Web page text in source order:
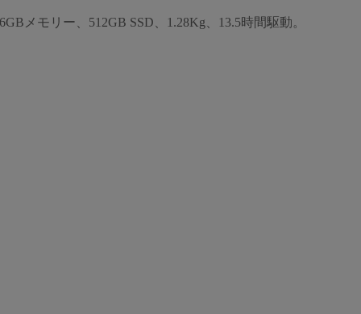
メモリー、512GB SSD、1.28Kg、13.5時間駆動。